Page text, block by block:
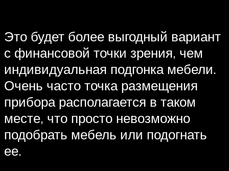
Это будет более выгодный вариант
с финансовой точки зрения, чем
индивидуальная подгонка мебели.
Очень часто точка размещения
прибора располагается в таком
месте, что просто невозможно
подобрать мебель или подогнать
ее.